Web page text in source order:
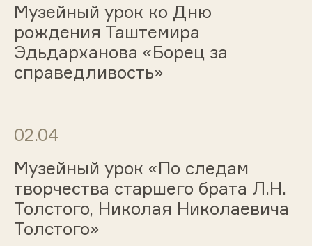
Музейный урок ко Дню
рождения Таштемира
Эдьдарханова «Борец за
справедливость»
02.04
Музейный урок «По следам
творчества старшего брата Л.Н.
Толстого, Николая Николаевича
Толстого»